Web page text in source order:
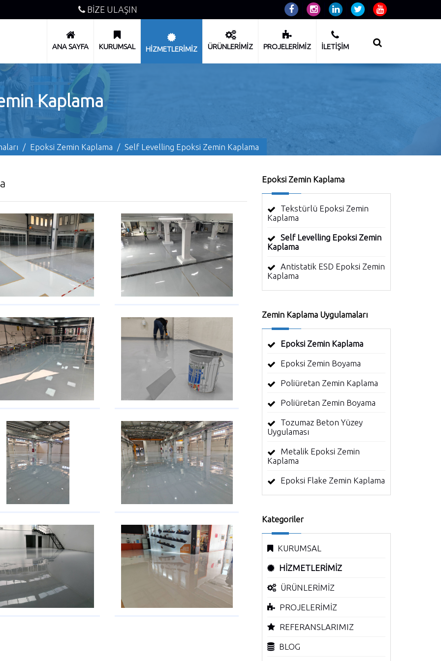
BİZE ULAŞIN
ANA SAYFA KURUMSAL HİZMETLERİMİZ ÜRÜNLERİMİZ PROJELERİMİZ İLETİŞİM
Kaplama
/ Epoksi Zemin Kaplama / Self Levelling Epoksi Zemin Kaplama
Epoksi Zemin Kaplama
Tekstürlü Epoksi Zemin
Kaplama
Self Levelling Epoksi Zemin
Kaplama
Antistatik ESD Epoksi Zemin
Kaplama
Zemin Kaplama Uygulamaları
Epoksi Zemin Kaplama
Epoksi Zemin Boyama
Poliüretan Zemin Kaplama
Poliüretan Zemin Boyama
Tozumaz Beton Yüzey
Uygulaması
Metalik Epoksi Zemin
Kaplama
Epoksi Flake Zemin Kaplama
Kategoriler
KURUMSAL
HİZMETLERİMİZ
ÜRÜNLERİMİZ
PROJELERİMİZ
REFERANSLARIMIZ
BLOG